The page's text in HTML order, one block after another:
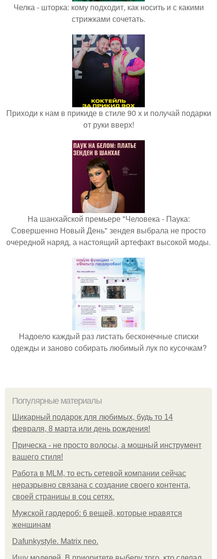
Челка - шторка: кому подходит, как носить и с какими
стрижками сочетать.
Приходи к нам в прикиде в стиле 90 х и получай подарки
от руки вверх!
На шанхайской премьере "Человека - Паука:
Совершенно Новый День" зендея выбрала не просто
очередной наряд, а настоящий артефакт высокой моды.
Надоело каждый раз листать бесконечные списки
одежды и заново собирать любимый лук по кусочкам?
Популярные материалы
Шикарный подарок для любимых, будь то 14
февраля, 8 марта или день рождения!
Прическа - не просто волосы, а мощный инструмент
вашего стиля!
Работа в MLM, то есть сетевой компании сейчас
неразрывно связана с создание своего контента,
своей страницы в соц сетях.
Мужской гардероб: 6 вещей, которые нравятся
женщинам
Dafunkystyle. Matrix neo.